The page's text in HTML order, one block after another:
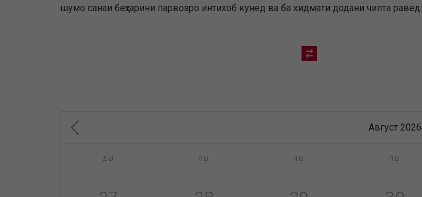
шумо санаи беҳтарини парвозро интихоб кунед ва ба хидмати додани чипта равед.
Август 2026
дш сш чш пш